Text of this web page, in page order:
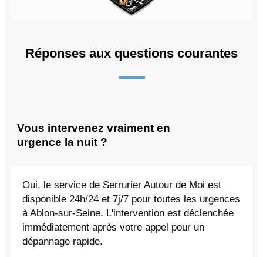
Réponses aux questions courantes
Vous intervenez vraiment en
urgence la nuit ?
Oui, le service de Serrurier Autour de Moi est
disponible 24h/24 et 7j/7 pour toutes les urgences
à Ablon-sur-Seine. L'intervention est déclenchée
immédiatement après votre appel pour un
dépannage rapide.